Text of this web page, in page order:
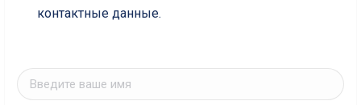
контактные данные.